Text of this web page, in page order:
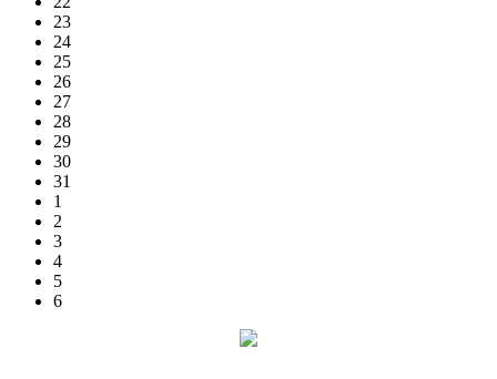
23
24
25
26
27
28
29
30
31
1
2
3
4
5
6